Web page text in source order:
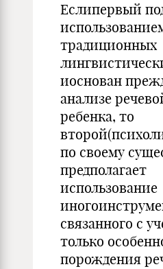
Еслипервый
традиционных
иоснован
анализе
ребенка, то
по своему
предполагает
использование
связанного с
только
порождения